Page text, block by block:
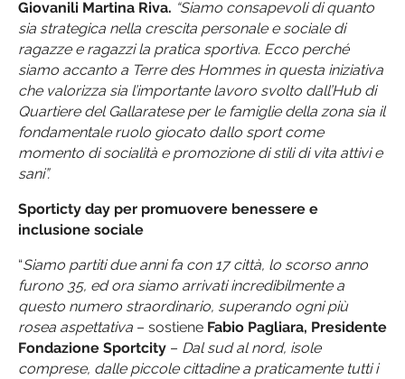
Giovanili Martina Riva. “Siamo consapevoli di quanto
sia strategica nella crescita personale e sociale di
ragazze e ragazzi la pratica sportiva. Ecco perché
siamo accanto a Terre des Hommes in questa iniziativa
che valorizza sia l’importante lavoro svolto dall’Hub di
Quartiere del Gallaratese per le famiglie della zona sia il
fondamentale ruolo giocato dallo sport come
momento di socialità e promozione di stili di vita attivi e
sani”.
Sporticty day per promuovere benessere e
inclusione sociale
“Siamo partiti due anni fa con 17 città, lo scorso anno
furono 35, ed ora siamo arrivati incredibilmente a
questo numero straordinario, superando ogni più
rosea aspettativa – sostiene Fabio Pagliara, Presidente
Fondazione Sportcity – Dal sud al nord, isole
comprese, dalle piccole cittadine a praticamente tutti i